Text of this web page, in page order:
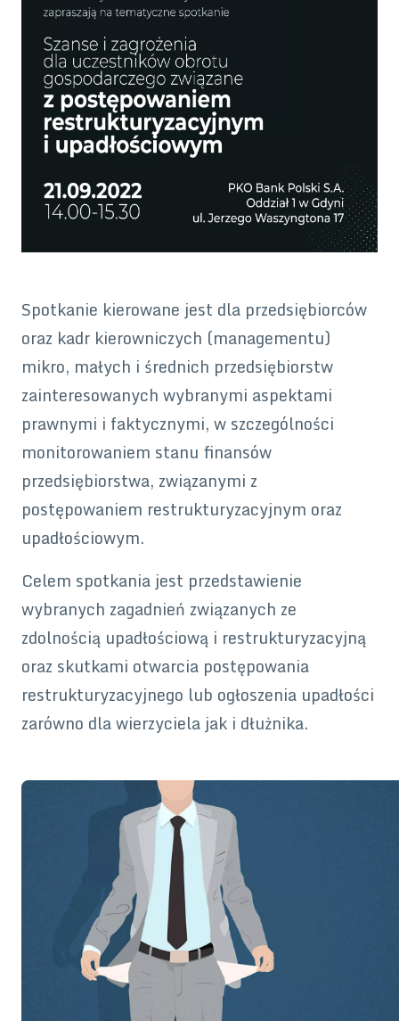
Spotkanie kierowane jest dla przedsiębiorców
oraz kadr kierowniczych (managementu)
mikro, małych i średnich przedsiębiorstw
zainteresowanych wybranymi aspektami
prawnymi i faktycznymi, w szczególności
monitorowaniem stanu finansów
przedsiębiorstwa, związanymi z
postępowaniem restrukturyzacyjnym oraz
upadłościowym.
Celem spotkania jest przedstawienie
wybranych zagadnień związanych ze
zdolnością upadłościową i restrukturyzacyjną
oraz skutkami otwarcia postępowania
restrukturyzacyjnego lub ogłoszenia upadłości
zarówno dla wierzyciela jak i dłużnika.